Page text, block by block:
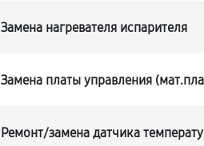
Замена нагревателя испарителя
Замена платы управления
Ремонт/замена датчика